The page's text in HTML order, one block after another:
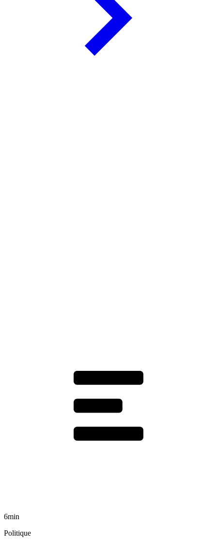
6min
Politique